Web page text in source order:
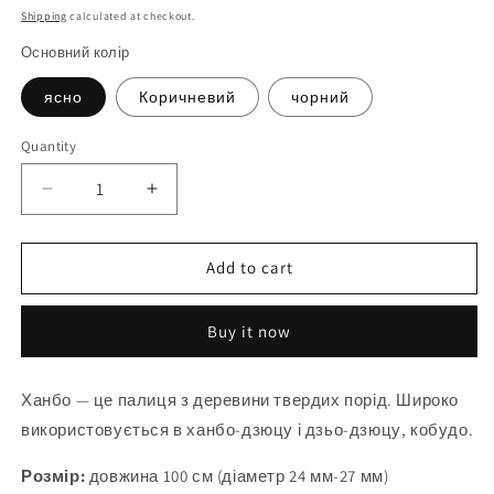
price
Shipping calculated at checkout.
Основний колір
ясно Коричневий чорний
Quantity
Quantity
Decrease
quantity
for
ханбо
кобудо
см
(39,3&quot;)
європейський
Increase
quantity
for
Палиця
ханбо
кобудо
см
(39,3&quot;)
європейський
Add to cart
Buy it now
Ханбо — це палиця з деревини твердих порід. Широко
використовується в ханбо-дзюцу і дзьо-дзюцу, кобудо.
Розмір: довжина 100 см (діаметр 24 мм-27 мм)